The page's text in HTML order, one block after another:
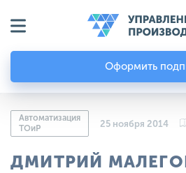
Оформить
Автоматизация
ТОиР
25 ноября 2014
ДМИТРИЙ